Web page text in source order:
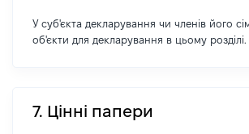
У суб'єкта декларування чи членів його
об'єкти для декларування в цьому розділі.
7. Цінні папери